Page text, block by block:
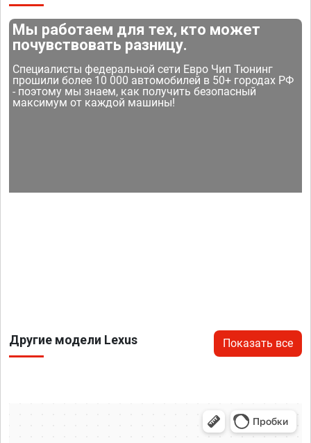
Мы работаем для тех, кто может
почувствовать разницу.
Специалисты федеральной сети Евро Чип Тюнинг
прошили более 10 000 автомобилей в 50+ городах РФ
- поэтому мы знаем, как получить безопасный
максимум от каждой машины!
Другие модели Lexus Показать все